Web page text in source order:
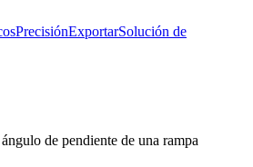
PrecisiónExportarSolución de
de pendiente de una rampa